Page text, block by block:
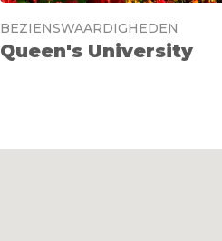
BEZIENSWAARDIGHEDEN
Queen's University